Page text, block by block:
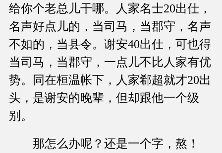
给你个老总儿干哪。人家名士20出仕，
名声好点儿的，当司马，当郡守，名声
不如的，当县令。谢安40出仕，可也得
当司马，当郡守，一点儿不比人家有优
势。同在桓温帐下，人家郗超就才20出
头，是谢安的晚辈，但却跟他一个级
别。
那怎么办呢？还是一个字，熬！